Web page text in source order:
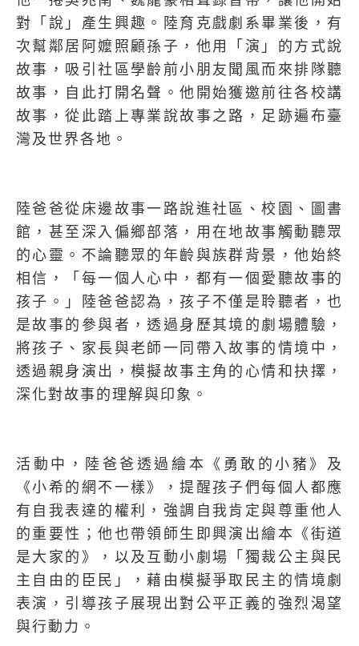
對「說」產生興趣。陸育克戲劇系畢業後，有
次幫鄰居阿嬤照顧孫子，他用「演」的方式說
故事，吸引社區學齡前小朋友聞風而來排隊聽
故事，自此打開名聲。他開始獲邀前往各校講
故事，從此踏上專業說故事之路，足跡遍布臺
灣及世界各地。
陸爸爸從床邊故事一路說進社區、校園、圖書
館，甚至深入偏鄉部落，用在地故事觸動聽眾
的心靈。不論聽眾的年齡與族群背景，他始終
相信，「每一個人心中，都有一個愛聽故事的
孩子。」陸爸爸認為，孩子不僅是聆聽者，也
是故事的參與者，透過身歷其境的劇場體驗，
將孩子、家長與老師一同帶入故事的情境中，
透過親身演出，模擬故事主角的心情和抉擇，
深化對故事的理解與印象。
活動中，陸爸爸透過繪本《勇敢的小豬》及
《小希的網不一樣》，提醒孩子們每個人都應
有自我表達的權利，強調自我肯定與尊重他人
的重要性；他也帶領師生即興演出繪本《街道
是大家的》，以及互動小劇場「獨裁公主與民
主自由的臣民」，藉由模擬爭取民主的情境劇
表演，引導孩子展現出對公平正義的強烈渴望
與行動力。